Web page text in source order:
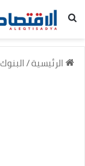
بحث عن
الرئيسية/البنوك